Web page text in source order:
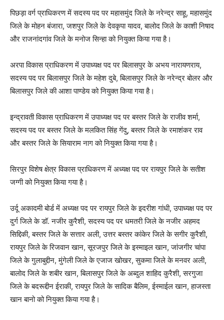
पिछड़ा वर्ग प्राधिकरण में सदस्य पद पर महासमुंद जिले के नरेन्द्र साहू, महासमुंद
जिले के मोहन बंजारा, जशपुर जिले के देवकृपा यादव, बालोद जिले के काशी निषाद
और राजनांदगांव जिले के मनोज सिन्हा को नियुक्त किया गया है।
अरपा विकास प्राधिकरण में उपाध्यक्ष पद पर बिलासपुर के अभय नारायणराय,
सदस्य पद पर बिलासपुर जिले के महेश दुबे, बिलासपुर जिले के नरेन्द्र बोलर और
बिलासपुर जिले की आशा पाण्डेय को नियुक्त किया गया है।
इन्द्रावती विकास प्राधिकरण में उपाध्यक्ष पद पर बस्तर जिले के राजीव शर्मा,
सदस्य पद पर बस्तर जिले के मलकित सिंह गेंदु, बस्तर जिले के रमाशंकर राव
और बस्तर जिले के सियाराम नाग को नियुक्त किया गया है।
सिरपुर विशेष क्षेत्र विकास प्राधिकरण में अध्यक्ष पद पर रायपुर जिले के सतीश
जग्गी को नियुक्त किया गया है।
उर्दू अकादमी बोर्ड में अध्यक्ष पद पर रायपुर जिले के इदरीश गांधी, उपाध्यक्ष पद पर
दुर्ग जिले के डॉ. नजीर कुरैशी, सदस्य पद पर धमतरी जिले के नजीर अहमद
सिद्दिकी, बस्तर जिले के सत्तार अली, उत्तर बस्तर कांकेर जिले के सगीर कुरैशी,
रायपुर जिले के रिजवान खान, सूरजपुर जिले के इस्माइल खान, जांजगीर चांपा
जिले के गुलाबुद्दीन, मुंगेली जिले के एजाज खोखर, सुकमा जिले के मनवर अली,
बालोद जिले के शबीर खान, बिलासपुर जिले के अब्दुल शाहिद कुरैशी, सरगुजा
जिले के बदरूद्दीन ईराकी, रायपुर जिले के सादिक बैलिम, ईस्माईल खान, हाजस्ता
खान बानो को नियुक्त किया गया है।